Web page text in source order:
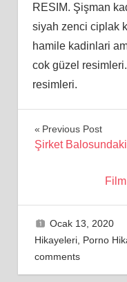
RESIM. Şişman
siyah zenci ciplak
hamile kadinlari
cok güzel
resimleri.
Yazı
Previous Post
Şirket
Ocak 13, 2020
Hikayeleri, Porno
comments